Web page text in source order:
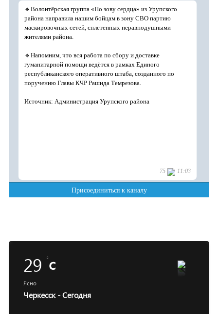
29 c
Ясно
Черкесск - Сегодня